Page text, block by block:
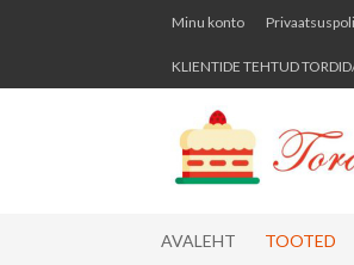
Skip
navigation
Skip
content
Minu konto
KLIENTIDE TEHTUD
AVALEHT TOOTED